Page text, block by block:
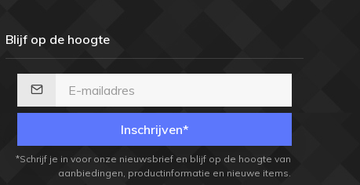
Blijf op de hoogte
Inschrijven*
*Schrijf je in voor onze nieuwsbrief en blijf op de hoogte van
aanbiedingen, productinformatie en nieuwe items.